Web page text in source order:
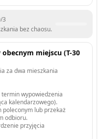
/3
bez chaosu.
miejscu (T-30
za dwa mieszkania
wypowiedzenia
kalendarzowego).
poleconym lub przekaż
odbioru.
przyjęcia